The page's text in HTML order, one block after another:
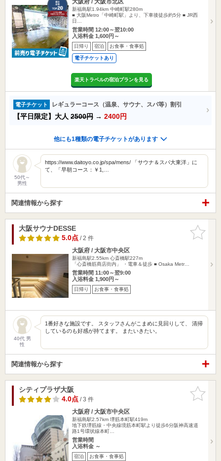
新福島駅1.94km 中崎町駅280m
■ 大阪Metro「中崎町駅」より、下車後徒歩約5分 ■ JR西
日…
営業時間 12:00～翌10:00
入浴料金 1,600円～
日帰り 宿泊 お食事・食事処
電子チケットあり
楽天トラベルの宿泊プランを見る
電子チケット レギュラーコース（温泉、サウナ、スパ等）割引
【平日限定】大人 2500円 → 2400円
他にも1種類の電子チケットがあります
50代～
男性
https://www.daitoyo.co.jp/spa/mens/ 「サウナ＆スパ大東洋」に
て、「早朝コース：￥1,…
関連情報から探す
お気に入
りに追加
大阪サウナDESSE
5.0点/ 2 件
大阪府 / 大阪市中央区
新福島駅2.55km 心斎橋駅227m
「心斎橋筋商店街内」 ・電車＆徒歩 ■ Osaka Metr…
営業時間 11:00～翌9:00
入浴料金 1,900円～
日帰り お食事・食事処
40代 男
性
1番好きな施設です。 スタッフさんがこまめに見回りして、 清掃
しているのも好感が持てます。 またいきたい。
関連情報から探す
お気に入
りに追加
シティプラザ大阪
4.0点/ 3 件
大阪府 / 大阪市中央区
新福島駅2.57km 堺筋本町駅419m
地下鉄堺筋線・中央線境筋本町駅より徒歩6分阪神高速道
路1号環状線本町…
営業時間
入浴料金 ～
宿泊 お食事・食事処